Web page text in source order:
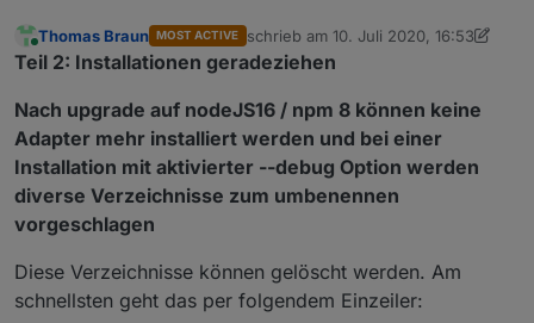
Online
Thomas Braun MOST ACTIVE schrieb am 10. Juli 2020, 16:53
zuletzt editiert von Thomas Braun
Teil 2: Installationen geradeziehen
Nach upgrade auf nodeJS16 / npm 8 können keine
Adapter mehr installiert werden und bei einer
Installation mit aktivierter --debug Option werden
diverse Verzeichnisse zum umbenennen
vorgeschlagen
Diese Verzeichnisse können gelöscht werden. Am
schnellsten geht das per folgendem Einzeiler: